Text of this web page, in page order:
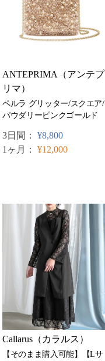
ANTEPRIMA（アンテプ
リマ）
ペルラ グリッター/スクエア/
パウダリーピンクゴールド
3日間： ¥8,800
1ヶ月： ¥12,000
Callarus（カラルス）
【そのまま購入可能】【Lサ